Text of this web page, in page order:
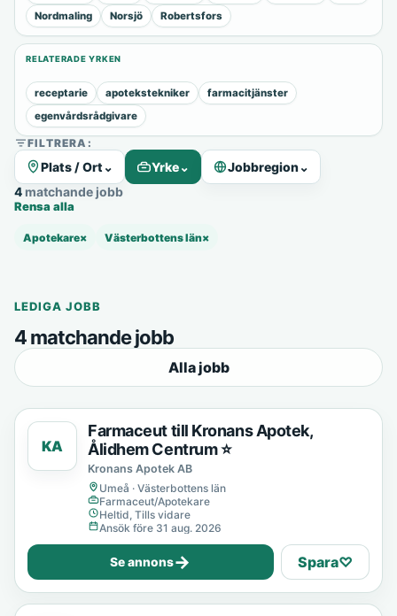
Nordmaling
Norsjö Robertsfors
RELATERADE YRKEN
receptarie apotekstekniker
farmacitjänster
egenvårdsrådgivare
FILTRERA:
Plats / Ort ⌄ Yrke⌄ Jobbregion⌄
4 matchande jobb
Rensa alla
Apotekare× Västerbottens län×
LEDIGA JOBB
4 matchande jobb
Alla jobb
KA
Farmaceut till Kronans Apotek,
Ålidhem Centrum ⭐
Kronans Apotek AB
Umeå · Västerbottens län
Farmaceut/Apotekare
Heltid, Tills vidare
Ansök före 31 aug. 2026
Se annons→ Spara♡